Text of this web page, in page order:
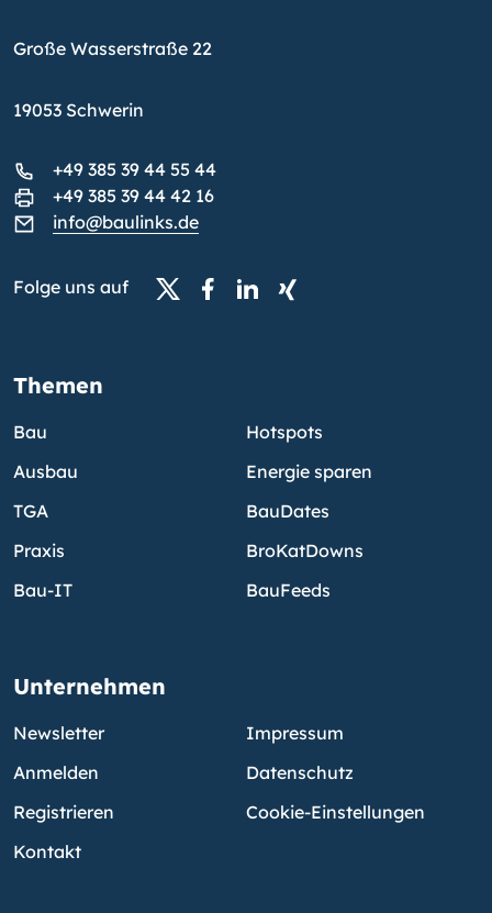
Große Wasserstraße 22
19053 Schwerin
+49 385 39 44 55 44
+49 385 39 44 42 16
info@baulinks.de
Folge uns auf
Themen
Bau
Ausbau
TGA
Praxis
Bau-IT
Hotspots
Energie sparen
BauDates
BroKatDowns
BauFeeds
Unternehmen
Newsletter
Anmelden
Registrieren
Kontakt
Impressum
Datenschutz
Cookie-Einstellungen